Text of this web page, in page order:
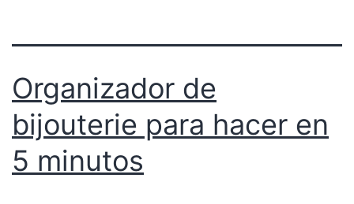
Organizador de
bijouterie para hacer en
5 minutos